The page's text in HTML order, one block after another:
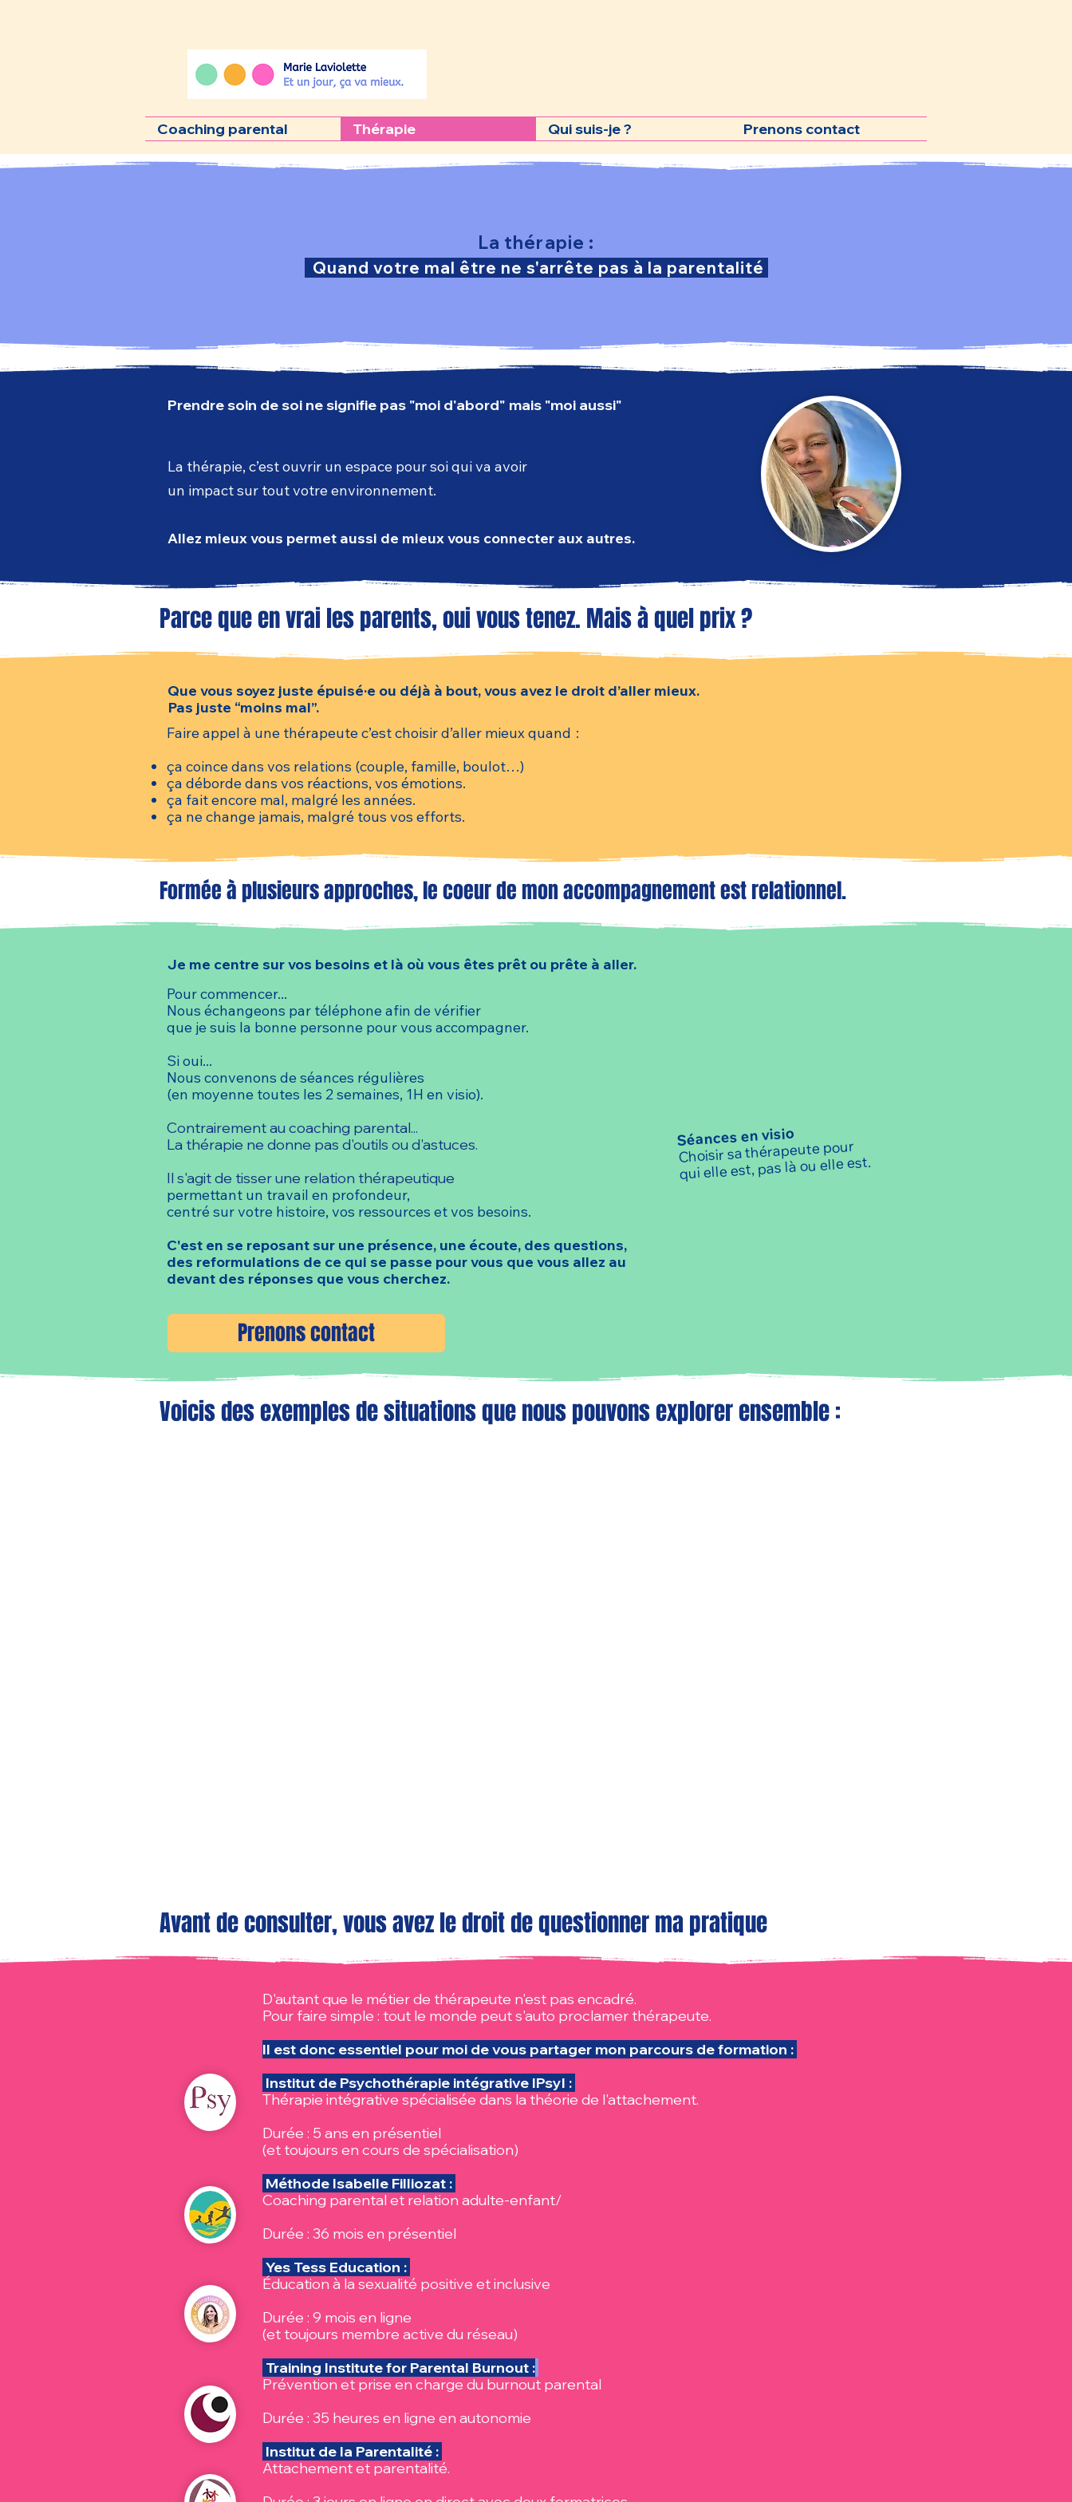
Coaching parental Thérapie Qui suis-je ? Prenons contact
La thérapie :
Quand votre mal être ne s'arrête pas à la parentalité
Prendre soin de soi ne signifie pas "moi d'abord" mais "moi aussi"
La thérapie, c’est ouvrir un espace pour soi qui va avoir
un impact sur tout votre environnement.
Allez mieux vous permet aussi de mieux vous connecter aux autres.
Parce que en vrai les parents, oui vous tenez. Mais à quel prix ?
Que vous soyez juste épuisé·e ou déjà à bout, vous avez le droit d’aller mieux.
Pas juste “moins mal”.
Faire appel à une thérapeute c’est choisir d’aller mieux quand :
ça coince dans vos relations (couple, famille, boulot…)
ça déborde dans vos réactions, vos émotions.
ça fait encore mal, malgré les années.
ça ne change jamais, malgré tous vos efforts.
Formée à plusieurs approches, le coeur de mon accompagnement est relationnel.
Je me centre sur vos besoins et là où vous êtes prêt ou prête à aller.
Pour commencer...
Nous échangeons par téléphone afin de vérifier
que je suis la bonne personne pour vous accompagner.
Si oui...
Nous convenons de séances régulières
(en moyenne toutes les 2 semaines, 1H en visio).
Contrairement au coaching parental...
La thérapie ne donne pas d'outils ou d'astuces.
Il s'agit de tisser une relation thérapeutique
permettant un travail en profondeur,
centré sur votre histoire, vos ressources et vos besoins.
C'est en se reposant sur une présence, une écoute, des questions,
des reformulations de ce qui se passe pour vous que vous allez au
devant des réponses que vous cherchez.
Séances en visio
Choisir sa thérapeute pour
qui elle est, pas là ou elle est.
Prenons contact
Voicis des exemples de situations que nous pouvons explorer ensemble :
Avant de consulter, vous avez le droit de questionner ma pratique
D'autant que le métier de thérapeute n'est pas encadré.
Pour faire simple : tout le monde peut s'auto proclamer thérapeute.
Il est donc essentiel pour moi de vous partager mon parcours de formation :
Institut de Psychothérapie intégrative IPsyI :
Thérapie intégrative spécialisée dans la théorie de l'attachement.
Durée : 5 ans en présentiel
(et toujours en cours de spécialisation)
Méthode Isabelle Filliozat :
Coaching parental et relation adulte-enfant/
Durée : 36 mois en présentiel
Yes Tess Education :
Éducation à la sexualité positive et inclusive
Durée : 9 mois en ligne
(et toujours membre active du réseau)
Training Institute for Parental Burnout :
Prévention et prise en charge du burnout parental
Durée : 35 heures en ligne en autonomie
Institut de la Parentalité :
Attachement et parentalité.